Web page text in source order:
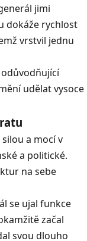
jimi
dokáže rychlost
vrstvil jednu
udělat vysoce
a mocí v
a politické.
na sebe
se ujal funkce
začal
svou dlouho